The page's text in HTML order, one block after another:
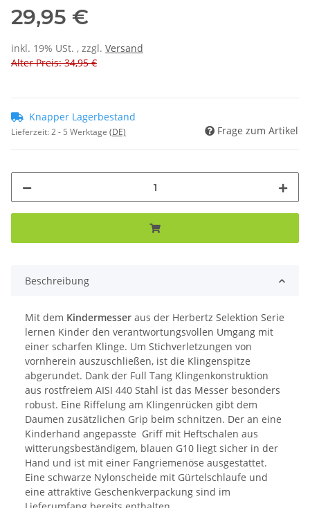
29,95 €
inkl. 19% USt. , zzgl. Versand
Alter Preis: 34,95 €
Knapper Lagerbestand
Lieferzeit:2 - 5 Werktage (DE) Frage zum Artikel
Beschreibung
Mit dem Kindermesser aus der Herbertz Selektion Serie
lernen Kinder den verantwortungsvollen Umgang mit
einer scharfen Klinge. Um Stichverletzungen von
vornherein auszuschließen, ist die Klingenspitze
abgerundet. Dank der Full Tang Klingenkonstruktion
aus rostfreiem AISI 440 Stahl ist das Messer besonders
robust. Eine Riffelung am Klingenrücken gibt dem
Daumen zusätzlichen Grip beim schnitzen. Der an eine
Kinderhand angepasste Griff mit Heftschalen aus
witterungsbeständigem, blauen G10 liegt sicher in der
Hand und ist mit einer Fangriemenöse ausgestattet.
Eine schwarze Nylonscheide mit Gürtelschlaufe und
eine attraktive Geschenkverpackung sind im